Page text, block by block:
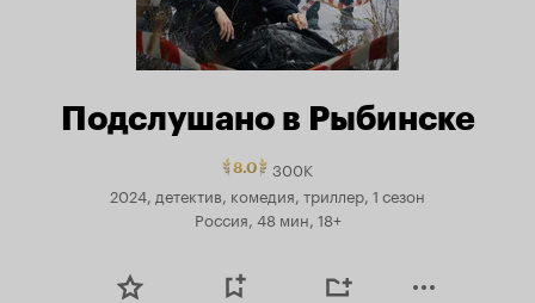
Подслушано в Рыбинске
8.0Рейтинг
8.0.
топ
300K
2024, детектив, комедия, триллер, 1 сезон
Россия, 48 мин, 18+